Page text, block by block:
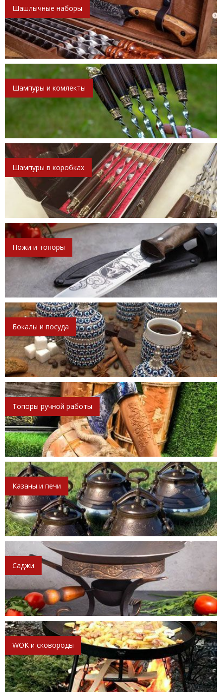
Шашлычные наборы
Шампуры и комлекты
Шампуры в коробках
Ножи и топоры
Бокалы и посуда
Топоры ручной работы
Казаны и печи
Саджи
WOK и сковороды